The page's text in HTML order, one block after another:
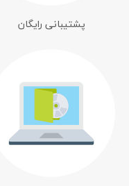
پشتیبانی رایگان